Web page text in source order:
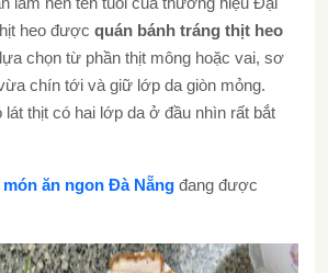
heo được quán bánh tráng thịt heo
lựa chọn từ phần thịt mông hoặc vai, sơ
chín tới và giữ lớp da giòn mỏng.
lát thịt có hai lớp da ở đầu nhìn rất bắt
món ăn ngon Đà Nẵng đang được